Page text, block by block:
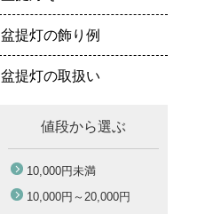
盆提灯の飾り例
盆提灯の取扱い
値段から選ぶ
10,000円未満
10,000円～ 20,000円